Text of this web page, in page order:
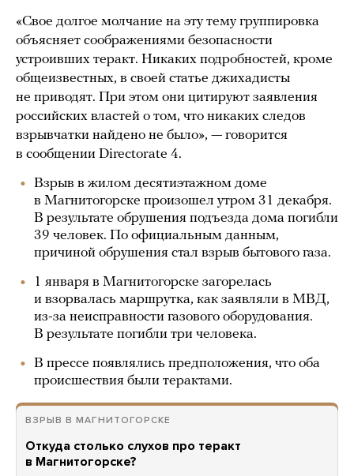
«Свое долгое молчание на эту тему группировка
объясняет соображениями безопасности
устроивших теракт. Никаких подробностей, кроме
общеизвестных, в своей статье джихадисты
не приводят. При этом они цитируют заявления
российских властей о том, что никаких следов
взрывчатки найдено не было», — говорится
в сообщении Directorate 4.
Взрыв в жилом десятиэтажном доме
в Магнитогорске произошел утром 31 декабря.
В результате обрушения подъезда дома погибли
39 человек. По официальным данным,
причиной обрушения стал взрыв бытового газа.
1 января в Магнитогорске загорелась
и взорвалась маршрутка, как заявляли в МВД,
из-за неисправности газового оборудования.
В результате погибли три человека.
В прессе появлялись предположения, что оба
происшествия были терактами.
ВЗРЫВ В МАГНИТОГОРСКЕ
Откуда столько слухов про теракт
в Магнитогорске?